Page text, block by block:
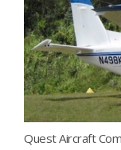
Quest Aircraft